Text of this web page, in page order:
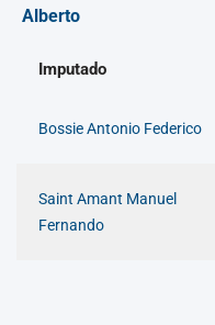
Alberto
Imputado
Bossie Antonio Federico
Saint Amant Manuel
Fernando